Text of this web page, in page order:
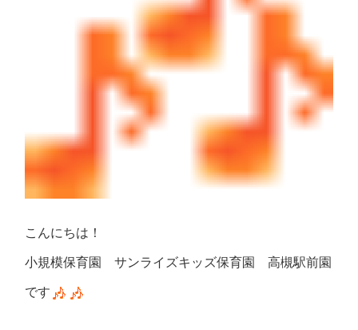
こんにちは！
小規模保育園 サンライズキッズ保育園 高槻駅前園
です